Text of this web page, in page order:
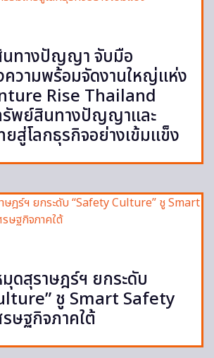
ทางปัญญา จับมือ
วามพร้อมจัดงานใหญ่แห่ง
Rise Thailand
รัพย์สินทางปัญญาและ
สู่โลกธุรกิจอย่างเข้มแข็ง
ดสุราษฎร์ฯ ยกระดับ
ชู Smart Safety
ษฐกิจภาคใต้